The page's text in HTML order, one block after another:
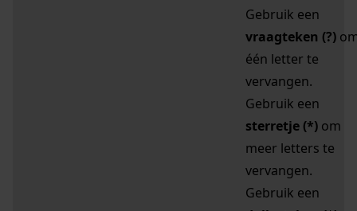
Gebruik een
vraagteken (?)
één letter te
vervangen.
Gebruik een
sterretje (*) om
meer letters te
vervangen.
Gebruik een